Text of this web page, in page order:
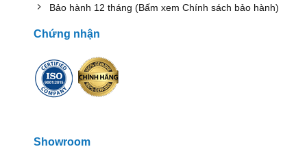
Bảo hành 12 tháng (Bấm xem Chính sách bảo hành)
Chứng nhận
Showroom